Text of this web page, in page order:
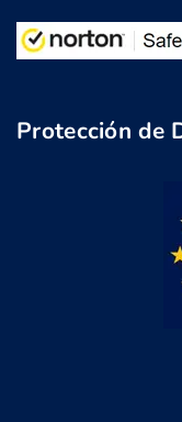
Protección de